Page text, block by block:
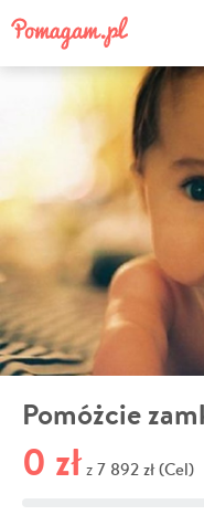
Pomóżcie
0 zł z 7 892 zł (Cel)